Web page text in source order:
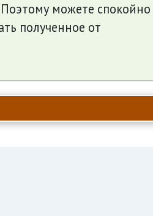
можете спокойно
полученное от